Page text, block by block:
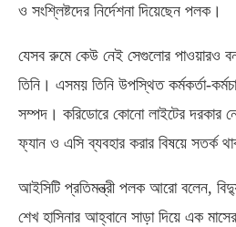
ও সংশ্লিষ্টদের নির্দেশনা দিয়েছেন পলক।
যেসব রুমে কেউ নেই সেগুলোর পাওয়ারও
তিনি। এসময় তিনি উপস্থিত কর্মকর্তা-
সম্পদ। করিডোরে কোনো লাইটের দরকার
ফ্যান ও এসি ব্যবহার করার বিষয়ে সতর্ক
আইসিটি প্রতিমন্ত্রী পলক আরো বলেন,
শেখ হাসিনার আহ্বানে সাড়া দিয়ে এক